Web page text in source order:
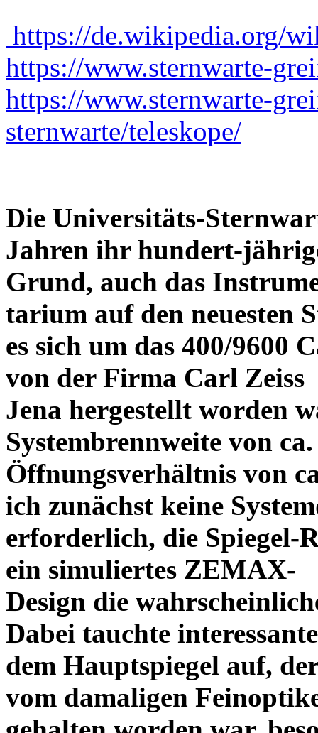
https://de.wikipedia.org/
https://www.sternwarte-
https://www.sternwarte-
sternwarte/teleskope/
Die Universitäts-
Jahren ihr hundert-
Grund, auch das
tarium auf den neuesten
es sich um das 400/9600
von der Firma Carl Zeiss
Jena hergestellt worden
Systembrennweite von
Öffnungsverhältnis von
ich zunächst keine
erforderlich, die Spiegel-
ein simuliertes ZEMAX-
Design die
Dabei tauchte
dem Hauptspiegel auf,
vom damaligen